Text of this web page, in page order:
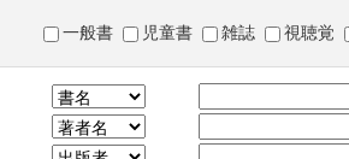
一般書 児童書 雑誌 視聴覚